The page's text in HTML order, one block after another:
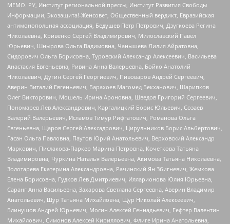
МЕМО. РУ, Институт региональной прессы, Институт Развития Свободы
Информации, Экозащита!-Женсовет, Общественный вердикт, Евразийская
антимонопольная ассоциация, Бедушев Петр Петрович, Дзугкоева Регина
Николаевна, Кривенко Сергей Владимирович, Милославский Павел
Юрьевич, Шнырова Ольга Вадимовна, Чанышева Лилия Айратовна,
Сидорович Ольга Борисовна, Туровский Александр Алексеевич, Васильева
Анастасия Евгеньевна, Ривина Анна Валерьевна, Бойко Анатолий
Николаевич, Дугин Сергей Георгиевич, Пивоваров Андрей Сергеевич,
Аверин Виталий Евгеньевич, Барахоев Магомед Бекханович, Шарипков
Олег Викторович, Мошель Ирина Ароновна, Шведов Григорий Сергеевич,
Пономарев Лев Александрович, Каргалицкий Борис Юльевич, Созаев
Валерий Валерьевич, Исламов Тимур Рифгатович, Романова Ольга
Евгеньевна, Щаров Сергей Алексадрович, Цирульников Борис Альбертович,
Гасан Ольга Павловна, Паутов Юрий Анатольевич, Верховский Александр
Маркович, Пислакова-Паркер Марина Петровна, Кочеткова Татьяна
Владимировна, Чуркина Наталья Валерьевна, Акимова Татьяна Николаевна,
Золотарева Екатерина Александровна, Рачинский Ян Збигневич, Жемкова
Елена Борисовна, Гудков Лев Дмитриевич, Илларионова Юлия Юрьевна,
Саранг Анна Васильевна, Захарова Светлана Сергеевна, Аверин Владимир
Анатольевич, Щур Татьяна Михайловна, Щур Николай Алексеевич,
Блинушов Андрей Юрьевич, Мосин Алексей Геннадьевич, Гефтер Валентин
Михайлович, Симонов Алексей Кириллович, Флиге Ирина Анатольевна,